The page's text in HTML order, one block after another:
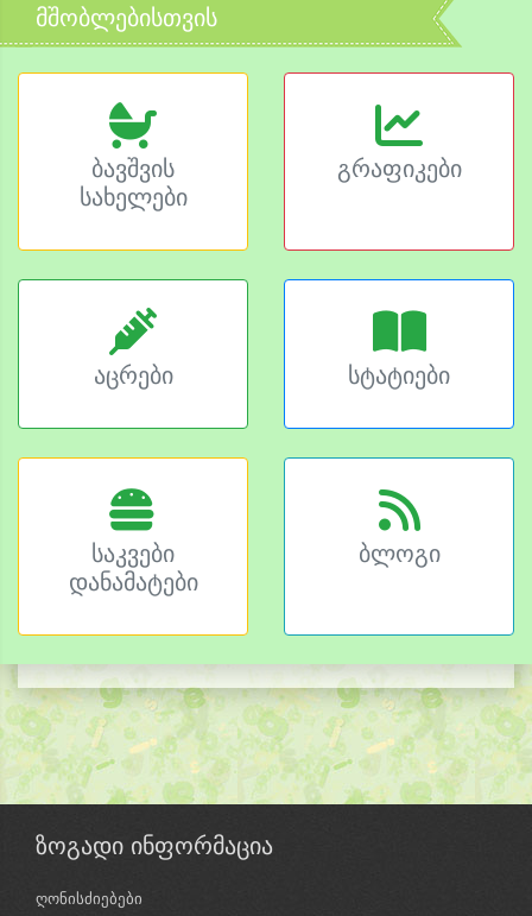
მშობლებისთვის
ბავშვის
სახელები
გრაფიკები
აცრები სტატიები
საკვები
დანამატები
ბლოგი
ზოგადი ინფორმაცია
ღონისძიებები